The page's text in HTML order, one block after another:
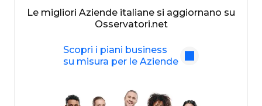
Le migliori Aziende italiane si aggiornano su
Osservatori.net
Scopri i piani business
su misura per le Aziende